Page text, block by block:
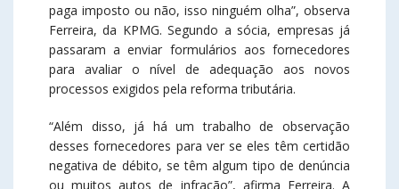
paga imposto ou não, isso ninguém olha”, observa
Ferreira, da KPMG. Segundo a sócia, empresas já
passaram a enviar formulários aos fornecedores
para avaliar o nível de adequação aos novos
processos exigidos pela reforma tributária.
“Além disso, já há um trabalho de observação
desses fornecedores para ver se eles têm certidão
negativa de débito, se têm algum tipo de denúncia
ou muitos autos de infração”, afirma Ferreira. A